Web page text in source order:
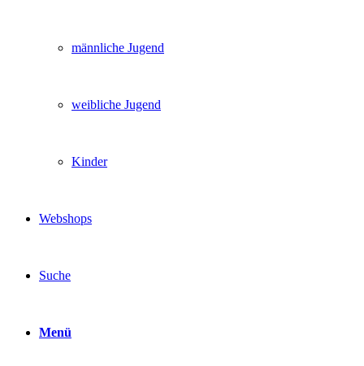
männliche Jugend
weibliche Jugend
Kinder
Webshops
Suche
Menü